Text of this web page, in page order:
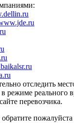
отследить
в режиме реального
перевозчика.